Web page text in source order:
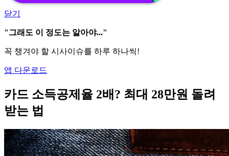
닫기
"그래도 이 정도는 알아야..."
꼭 챙겨야 할 시사이슈를 하루 하나씩!
앱 다운로드
카드 소득공제율 2배? 최대 28만원 돌려
받는 법